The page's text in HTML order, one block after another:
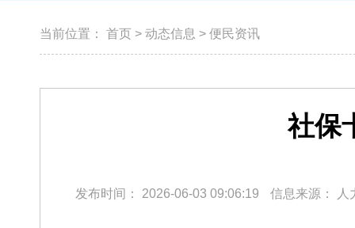
当前位置： 首页 > 动态信息 > 便民资讯
社保
发布时间： 2026-06-03 09:06:19 信息来源： 人